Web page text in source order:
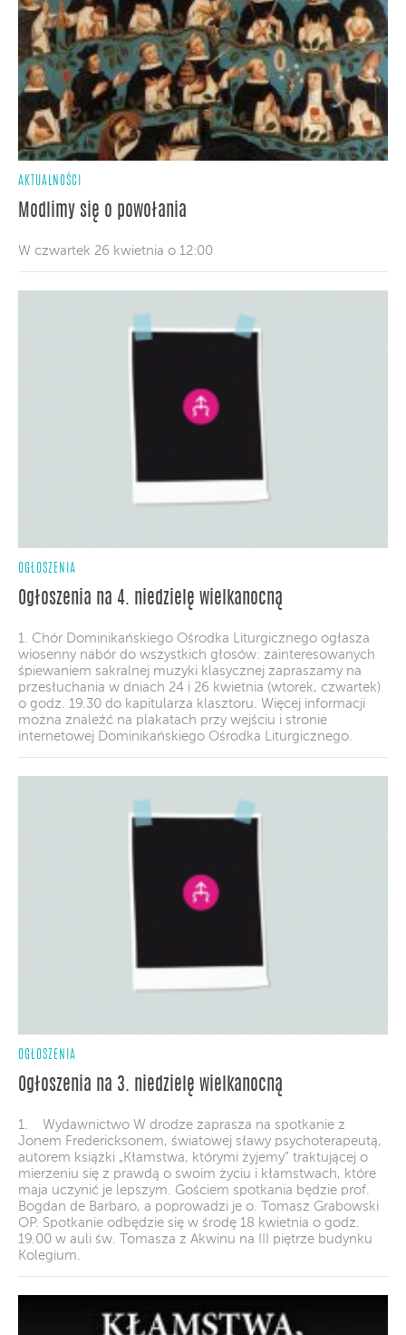
AKTUALNOŚCI
Modlimy się o powołania
W czwartek 26 kwietnia o 12:00
OGŁOSZENIA
Ogłoszenia na 4. niedzielę wielkanocną
1. Chór Dominikańskiego Ośrodka Liturgicznego ogłasza
wiosenny nabór do wszystkich głosów: zainteresowanych
śpiewaniem sakralnej muzyki klasycznej zapraszamy na
przesłuchania w dniach 24 i 26 kwietnia (wtorek, czwartek)
o godz. 19.30 do kapitularza klasztoru. Więcej informacji
można znaleźć na plakatach przy wejściu i stronie
internetowej Dominikańskiego Ośrodka Liturgicznego.
OGŁOSZENIA
Ogłoszenia na 3. niedzielę wielkanocną
1. Wydawnictwo W drodze zaprasza na spotkanie z
Jonem Fredericksonem, światowej sławy psychoterapeutą,
autorem książki „Kłamstwa, którymi żyjemy” traktującej o
mierzeniu się z prawdą o swoim życiu i kłamstwach, które
maja uczynić je lepszym. Gościem spotkania będzie prof.
Bogdan de Barbaro, a poprowadzi je o. Tomasz Grabowski
OP. Spotkanie odbędzie się w środę 18 kwietnia o godz.
19.00 w auli św. Tomasza z Akwinu na III piętrze budynku
Kolegium.